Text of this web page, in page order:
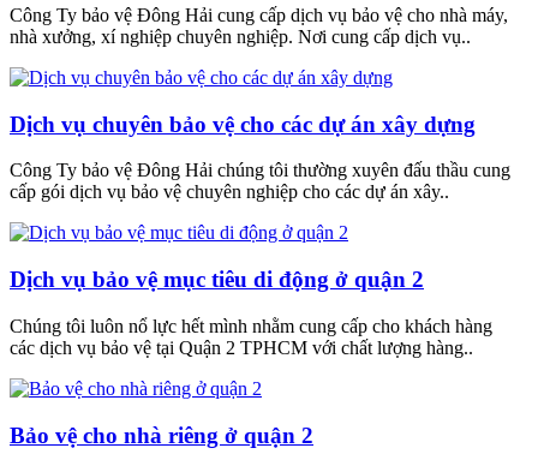
Công Ty bảo vệ Đông Hải cung cấp dịch vụ bảo vệ cho nhà máy,
nhà xưởng, xí nghiệp chuyên nghiệp. Nơi cung cấp dịch vụ..
Dịch vụ chuyên bảo vệ cho các dự án xây dựng
Công Ty bảo vệ Đông Hải chúng tôi thường xuyên đấu thầu cung
cấp gói dịch vụ bảo vệ chuyên nghiệp cho các dự án xây..
Dịch vụ bảo vệ mục tiêu di động ở quận 2
Chúng tôi luôn nổ lực hết mình nhằm cung cấp cho khách hàng
các dịch vụ bảo vệ tại Quận 2 TPHCM với chất lượng hàng..
Bảo vệ cho nhà riêng ở quận 2